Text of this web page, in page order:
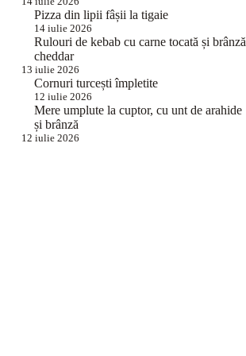
Pizza din lipii fâșii la tigaie
14 iulie 2026
Rulouri de kebab cu carne tocată și brânză
cheddar
13 iulie 2026
Cornuri turcești împletite
12 iulie 2026
Mere umplute la cuptor, cu unt de arahide
și brânză
12 iulie 2026